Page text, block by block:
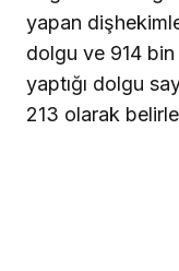
yapan
dolgu ve 914
yaptığı dolgu
213 olarak